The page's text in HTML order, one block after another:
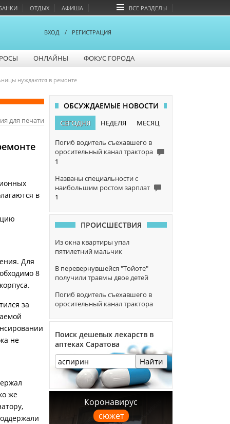
ОТДЫХ АФИША ВСЕ РАЗДЕЛЫ
ВХОД / РЕГИСТРАЦИЯ
ОНЛАЙНЫ ФОКУС ГОРОДА
нуждаются в ремонте
для печати
в
Для
8
за
не
же
ОБСУЖДАЕМЫЕ НОВОСТИ
СЕГОДНЯ НЕДЕЛЯ МЕСЯЦ
Погиб водитель съехавшего в
оросительный канал трактора
1
Названы специальности с
наибольшим ростом зарплат
1
ПРОИСШЕСТВИЯ
Из окна квартиры упал
пятилетний мальчик
В перевернувшейся "Тойоте"
получили травмы двое детей
Погиб водитель съехавшего в
оросительный канал трактора
Поиск дешевых лекарств в
аптеках Саратова
Найти
Коронавирус
сюжет